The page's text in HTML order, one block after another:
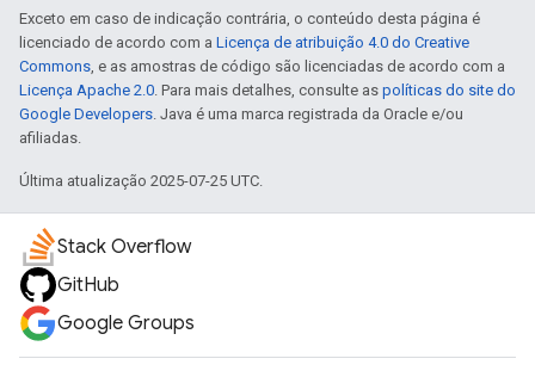
Exceto em caso de indicação contrária, o conteúdo desta página é
licenciado de acordo com a Licença de atribuição 4.0 do Creative
Commons, e as amostras de código são licenciadas de acordo com a
Licença Apache 2.0. Para mais detalhes, consulte as políticas do site do
Google Developers. Java é uma marca registrada da Oracle e/ou
afiliadas.
Última atualização 2025-07-25 UTC.
Stack Overflow
GitHub
Google Groups